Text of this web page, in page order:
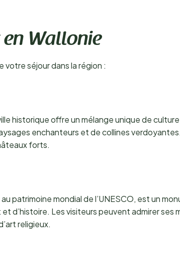
en Wallonie
votre séjour dans la région :
historique offre un mélange unique de
enchanteurs et de collines
forts.
patrimoine mondial de l’UNESCO, est un
d’histoire. Les visiteurs peuvent admirer ses
religieux.